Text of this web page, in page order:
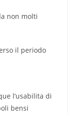
non molti
il periodo
l’usabilita di
bensi